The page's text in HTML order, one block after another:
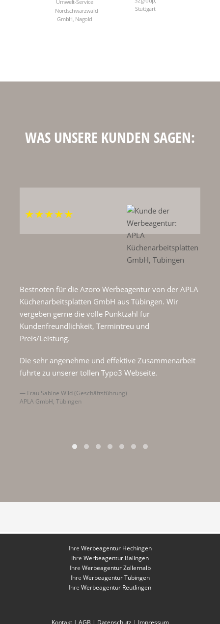
WAS UNSERE KUNDEN SAGEN:
Bestnoten für die Azoro Werbeagentur von der APLA
Küchenarbeitsplatten GmbH aus Tübingen. Wir
vergeben gerne die volle Punktzahl für
Kundenfreundlichkeit, Termintreu und
Preis/Leistung.
Die sehr angenehme und effektive Zusammenarbeit
führte zu unserer tollen Typo3 Webseite.
Frau Sabine Wild (Geschäftsführung)
APLA GmbH, Tübingen
Ihre Werbeagentur Hechingen
Ihre Werbeagentur Balingen
Ihre Werbeagentur Zollernalb
Ihre Werbeagentur Tübingen
Ihre Werbeagentur Reutlingen